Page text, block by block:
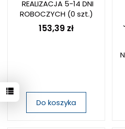
REALIZACJA 5-14 DNI
ROBOCZYCH(0 szt.)
153,39 zł
Do koszyka